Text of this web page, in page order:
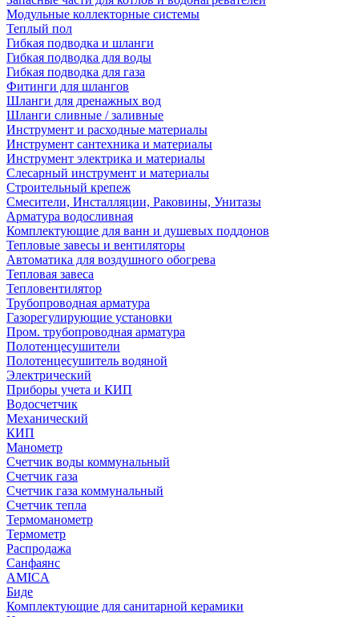
Модульные коллекторные системы
Теплый пол
Гибкая подводка и шланги
Гибкая подводка для воды
Гибкая подводка для газа
Фитинги для шлангов
Шланги для дренажных вод
Шланги сливные / заливные
Инструмент и расходные материалы
Инструмент сантехника и материалы
Инструмент электрика и материалы
Слесарный инструмент и материалы
Строительный крепеж
Смесители, Инсталляции, Раковины, Унитазы
Арматура водосливная
Комплектующие для ванн и душевых поддонов
Тепловые завесы и вентиляторы
Автоматика для воздушного обогрева
Тепловая завеса
Тепловентилятор
Трубопроводная арматура
Газорегулирующие установки
Пром. трубопроводная арматура
Полотенцесушители
Полотенцесушитель водяной
Электрический
Приборы учета и КИП
Водосчетчик
Механический
КИП
Манометр
Счетчик воды коммунальный
Счетчик газа
Счетчик газа коммунальный
Счетчик тепла
Термоманометр
Термометр
Распродажа
Санфаянс
AMICA
Биде
Комплектующие для санитарной керамики